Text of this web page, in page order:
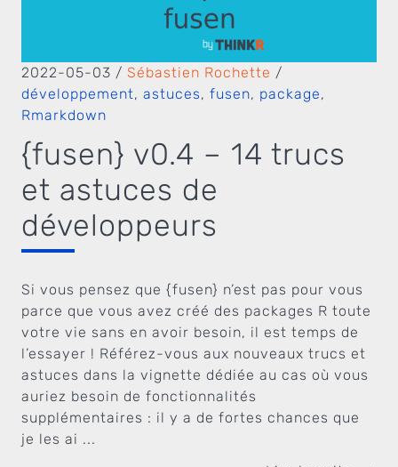
2022-05-03 / Sébastien Rochette /
développement, astuces, fusen, package,
Rmarkdown
{fusen} v0.4 – 14 trucs
et astuces de
développeurs
Si vous pensez que {fusen} n’est pas pour vous
parce que vous avez créé des packages R toute
votre vie sans en avoir besoin, il est temps de
l’essayer ! Référez-vous aux nouveaux trucs et
astuces dans la vignette dédiée au cas où vous
auriez besoin de fonctionnalités
supplémentaires : il y a de fortes chances que
je les ai ...